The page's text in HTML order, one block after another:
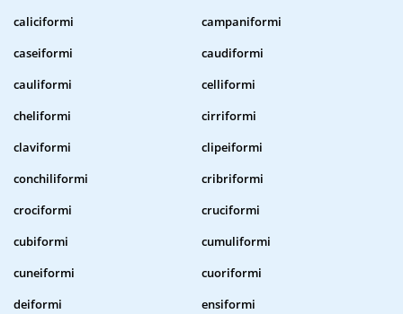
caliciformi
campaniformi
caseiformi
caudiformi
cauliformi
celliformi
cheliformi
cirriformi
claviformi
clipeiformi
conchiliformi
cribriformi
crociformi
cruciformi
cubiformi
cumuliformi
cuneiformi
cuoriformi
deiformi
ensiformi